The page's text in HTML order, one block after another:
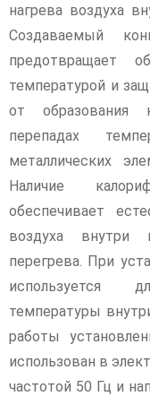
нагрева воздуха
Создаваемый
предотвращает
температурой и
от образования
перепадах
металлических
Наличие
обеспечивает
воздуха внутри
перегрева. При
используется
температуры
работы
использован в
частотой 50 Гц и